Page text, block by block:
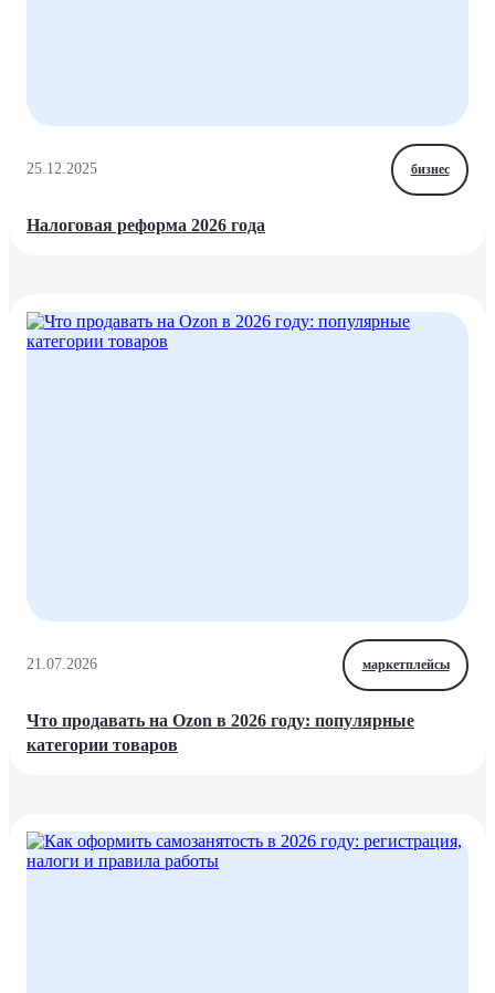
25.12.2025 бизнес
Налоговая реформа 2026 года
21.07.2026 маркетплейсы
Что продавать на Ozon в 2026 году: популярные
категории товаров